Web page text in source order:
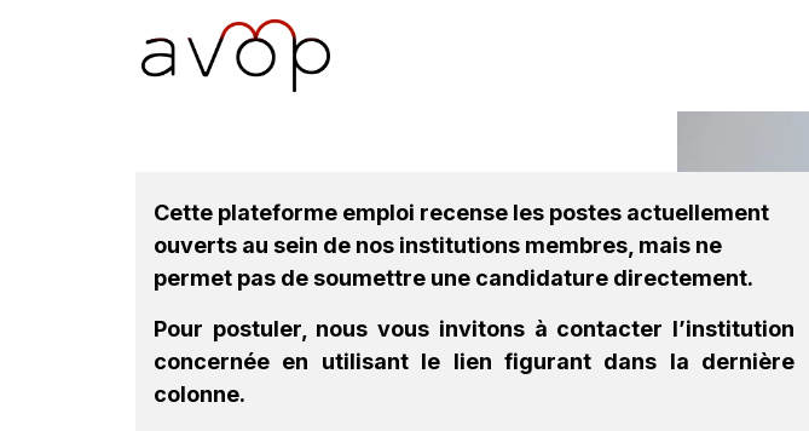
Cette plateforme emploi recense les postes actuellement
ouverts au sein de nos institutions membres, mais ne
permet pas de soumettre une candidature directement.
Pour postuler, nous vous invitons à contacter l’institution
concernée en utilisant le lien figurant dans la dernière
colonne.